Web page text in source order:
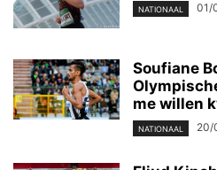
NATIONAAL 01/
Soufiane
me willen
NATIONAAL 20/